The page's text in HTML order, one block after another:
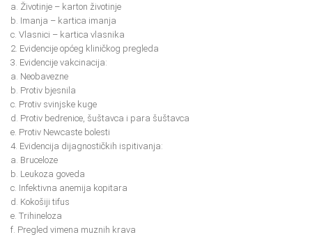
a. Životinje – karton životinje
b. Imanja – kartica imanja
c. Vlasnici – kartica vlasnika
2. Evidencije općeg kliničkog pregleda
3. Evidencije vakcinacija:
a. Neobavezne
b. Protiv bjesnila
c. Protiv svinjske kuge
d. Protiv bedrenice, šuštavca i para šuštavca
e. Protiv Newcaste bolesti
4. Evidencija dijagnostičkih ispitivanja:
a. Bruceloze
b. Leukoza goveda
c. Infektivna anemija kopitara
d. Kokošiji tifus
e. Trihineloza
f. Pregled vimena muznih krava